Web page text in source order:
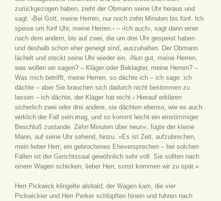
zurückgezogen haben, zieht der Obmann seine Uhr heraus und
sagt: ›Bei Gott, meine Herren, nur noch zehn Minuten bis fünf. Ich
speise um fünf Uhr, meine Herren.‹ – ›Ich auch‹, sagt dann einer
nach dem andern, bis auf zwei, die um drei Uhr gespeist haben
und deshalb schon eher geneigt sind, auszuhalten. Der Obmann
lächelt und steckt seine Uhr wieder ein. ›Nun gut, meine Herren,
was wollen wir sagen? – Kläger oder Beklagter, meine Herren? –
Was mich betrifft, meine Herren, so dächte ich – ich sage: ich
dächte – aber Sie brauchen sich dadurch nicht bestimmen zu
lassen – ich dächte, der Kläger hat recht.‹ Hierauf erklären
sicherlich zwei oder drei andere, sie dächten ebenso, wie es auch
wirklich der Fall sein mag, und so kommt leicht ein einstimmiger
Beschluß zustande. Zehn Minuten über neun«, fügte der kleine
Mann, auf seine Uhr sehend, hinzu. »Es ist Zeit, aufzubrechen,
mein lieber Herr; ein gebrochenes Eheversprechen – bei solchen
Fällen ist der Gerichtssaal gewöhnlich sehr voll. Sie sollten nach
einem Wagen schicken, lieber Herr, sonst kommen wir zu spät.«
Herr Pickwick klingelte alsbald; der Wagen kam, die vier
Pickwickier und Herr Perker schlüpften hinein und fuhren nach